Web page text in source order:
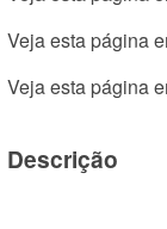
Veja esta página
Veja esta página
Descrição